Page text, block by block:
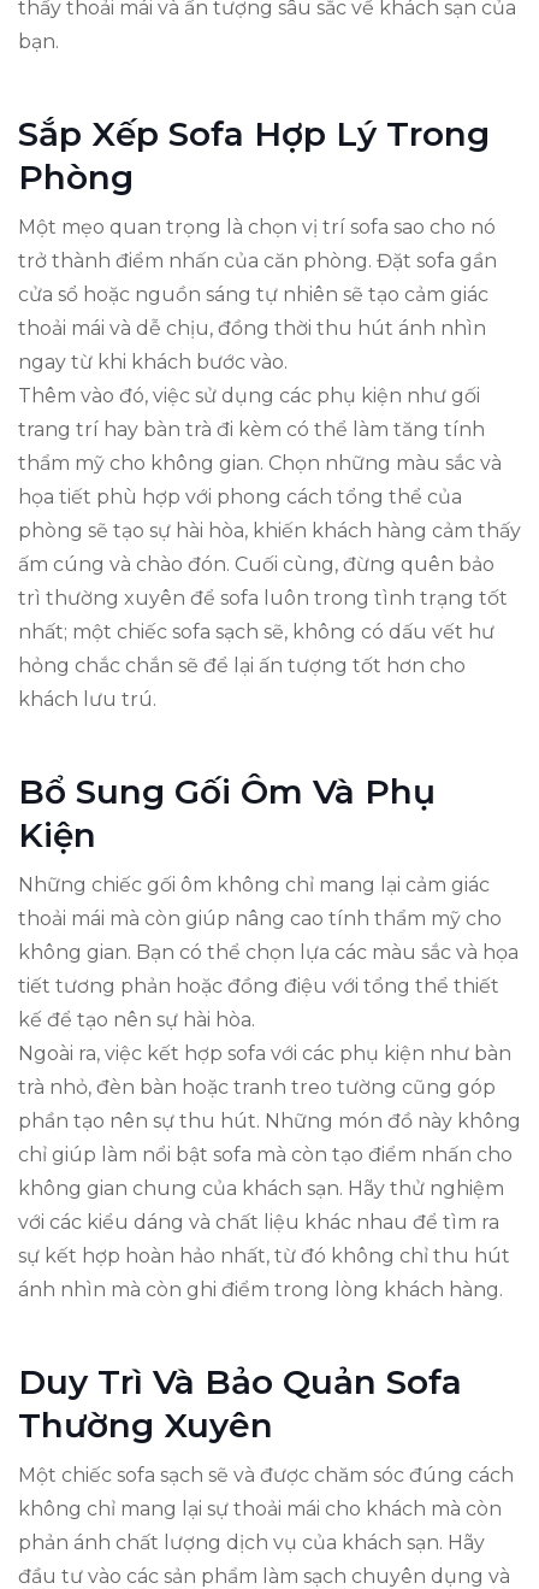
thấy thoải mái và ấn tượng sâu sắc về khách sạn của
bạn.
Sắp Xếp Sofa Hợp Lý Trong
Phòng
Một mẹo quan trọng là chọn vị trí sofa sao cho nó
trở thành điểm nhấn của căn phòng. Đặt sofa gần
cửa sổ hoặc nguồn sáng tự nhiên sẽ tạo cảm giác
thoải mái và dễ chịu, đồng thời thu hút ánh nhìn
ngay từ khi khách bước vào.
Thêm vào đó, việc sử dụng các phụ kiện như gối
trang trí hay bàn trà đi kèm có thể làm tăng tính
thẩm mỹ cho không gian. Chọn những màu sắc và
họa tiết phù hợp với phong cách tổng thể của
phòng sẽ tạo sự hài hòa, khiến khách hàng cảm thấy
ấm cúng và chào đón. Cuối cùng, đừng quên bảo
trì thường xuyên để sofa luôn trong tình trạng tốt
nhất; một chiếc sofa sạch sẽ, không có dấu vết hư
hỏng chắc chắn sẽ để lại ấn tượng tốt hơn cho
khách lưu trú.
Bổ Sung Gối Ôm Và Phụ
Kiện
Những chiếc gối ôm không chỉ mang lại cảm giác
thoải mái mà còn giúp nâng cao tính thẩm mỹ cho
không gian. Bạn có thể chọn lựa các màu sắc và họa
tiết tương phản hoặc đồng điệu với tổng thể thiết
kế để tạo nên sự hài hòa.
Ngoài ra, việc kết hợp sofa với các phụ kiện như bàn
trà nhỏ, đèn bàn hoặc tranh treo tường cũng góp
phần tạo nên sự thu hút. Những món đồ này không
chỉ giúp làm nổi bật sofa mà còn tạo điểm nhấn cho
không gian chung của khách sạn. Hãy thử nghiệm
với các kiểu dáng và chất liệu khác nhau để tìm ra
sự kết hợp hoàn hảo nhất, từ đó không chỉ thu hút
ánh nhìn mà còn ghi điểm trong lòng khách hàng.
Duy Trì Và Bảo Quản Sofa
Thường Xuyên
Một chiếc sofa sạch sẽ và được chăm sóc đúng cách
không chỉ mang lại sự thoải mái cho khách mà còn
phản ánh chất lượng dịch vụ của khách sạn. Hãy
đầu tư vào các sản phẩm làm sạch chuyên dụng và